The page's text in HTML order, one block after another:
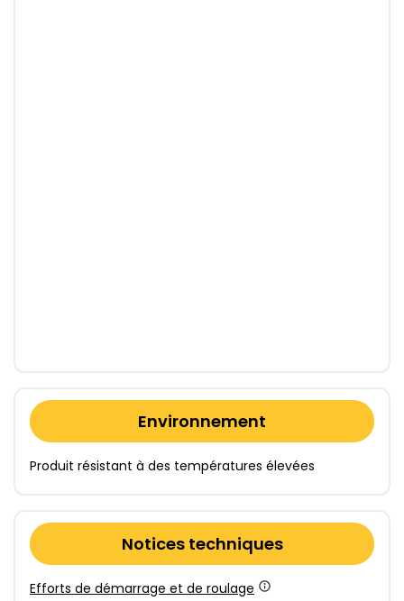
Environnement
Produit résistant à des températures élevées
Notices techniques
Efforts de démarrage et de roulage